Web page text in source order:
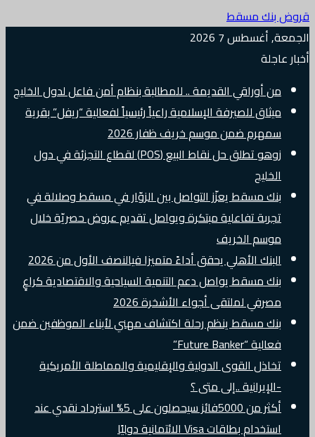
قروض بنك مسقط
الجمعة, أغسطس 7 2026
أخبار عاجلة
من أوراقي القديمة .. للمطالبة بنظام أمن فاعل لدول الخليج
ميثاق للصيرفة الإسلامية راعياً رئيسياً لفعالية “ريفل” بقرية
سمهرم ضمن موسم خريف ظفار 2026
زوهو تطلق حل نقاط البيع (POS) لقطاع التجزئة في دول
الخليج
بنك مسقط يعزّز التواصل بين الزوّار في مسقط وصلالة في
تجربة تفاعلية مبتكرة ويواصل تقديم عروض حصريّة خلال
موسم الخريف
البنك الأهلي يحقق أداءً متميزا فيالنصف الأول من 2026
بنك مسقط يواصل دعم التنمية السياحية والاقتصادية كراعٍ
مصرفي لملتقى أجواء الأشخرة 2026
بنك مسقط ينظم رحلة اكتشاف مهني لأبناء الموظفين ضمن
فعالية “Future Banker”
تخاذل القوى الدولية والإقليمية والمماطلة الأمريكية
-الإيرانية ..إلى متى ؟
أكثر من 5000فائز سيحصلون على 5% استرداد نقدي عند
استخدام بطاقات Visa الائتمانية دوليًا